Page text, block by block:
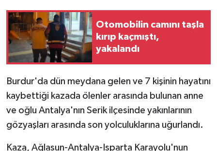
Otomobilin camını taşla
kırıp kaçmıştı,
yakalandı
Burdur'da dün meydana gelen ve 7 kişinin hayatını
kaybettiği kazada ölenler arasında bulunan anne
ve oğlu Antalya'nın Serik ilçesinde yakınlarının
gözyaşları arasında son yolculuklarına uğurlandı.
Kaza, Ağlasun-Antalya-Isparta Karayolu'nun